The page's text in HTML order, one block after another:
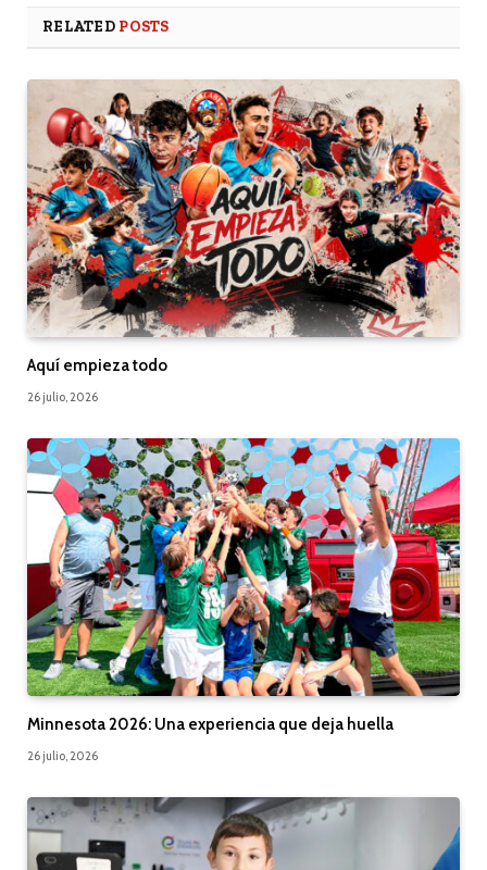
RELATED POSTS
Aquí empieza todo
26 julio, 2026
Minnesota 2026: Una experiencia que deja huella
26 julio, 2026